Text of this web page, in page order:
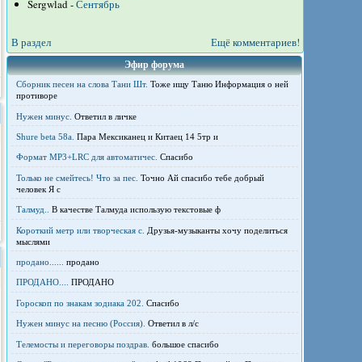
Sergwlad -Сентябрь
В раздел Ещё комментариев!
Эфир форума
Сборник песен на слова Тани Шт. Тоже ищу Таню Информация о ней
противоре
Нужен минус. Ответил в личке
Shure beta 58а. Пара Мексиканец и Китаец 14 5тр и
Формат MP3+LRC для автоматичес. Спасибо
Только не смейтесь! Что за пес. Точно Ай спасибо тебе добрый
человек Я с
Талмуд.. В качестве Талмуда использую текстовые ф
Короткий метр или творческая с. Друзья-музыканты хочу поделиться
мыслями
продано...... продано
ПРОДАНО.... ПРОДАНО
Гороскоп по знакам зодиака 202. Спасибо
Нужен минус на песню (Россия). Ответил в л/с
Телемосты и переговоры поздрав. большое спасибо